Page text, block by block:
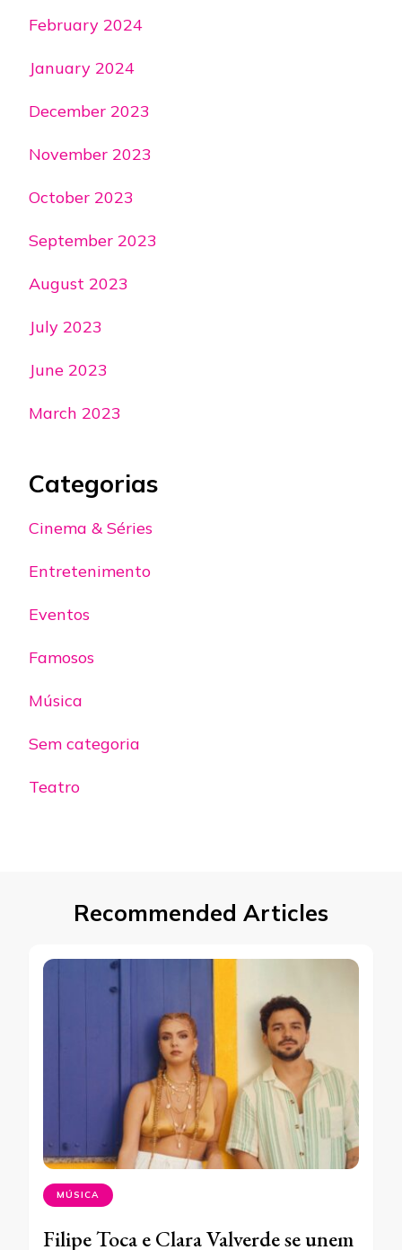
February 2024
January 2024
December 2023
November 2023
October 2023
September 2023
August 2023
July 2023
June 2023
March 2023
Categorias
Cinema & Séries
Entretenimento
Eventos
Famosos
Música
Sem categoria
Teatro
Recommended Articles
MÚSICA
Filipe Toca e Clara Valverde se unem